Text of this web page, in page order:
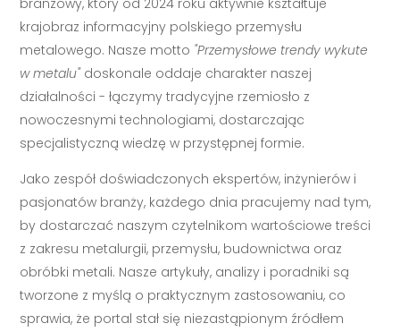
branżowy, który od 2024 roku aktywnie kształtuje
krajobraz informacyjny polskiego przemysłu
metalowego. Nasze motto "Przemysłowe trendy wykute
w metalu"doskonale oddaje charakter naszej
działalności - łączymy tradycyjne rzemiosło z
nowoczesnymi technologiami, dostarczając
specjalistyczną wiedzę w przystępnej formie.
Jako zespół doświadczonych ekspertów, inżynierów i
pasjonatów branży, każdego dnia pracujemy nad tym,
by dostarczać naszym czytelnikom wartościowe treści
z zakresu metalurgii, przemysłu, budownictwa oraz
obróbki metali. Nasze artykuły, analizy i poradniki są
tworzone z myślą o praktycznym zastosowaniu, co
sprawia, że portal stał się niezastąpionym źródłem